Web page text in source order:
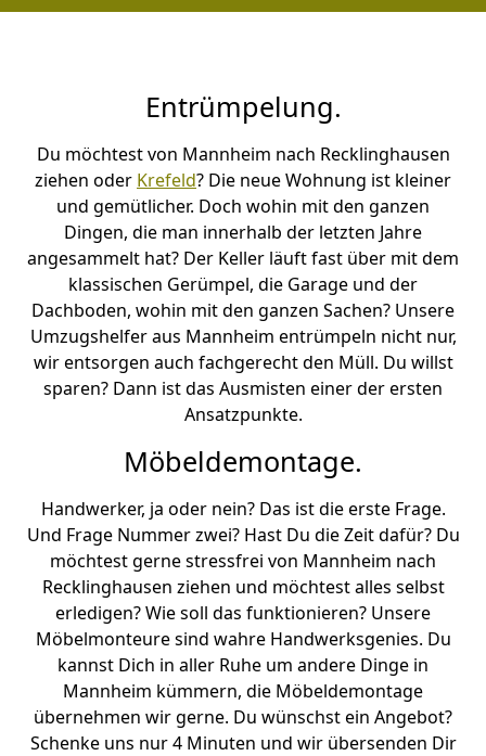
Entrümpelung.
Du möchtest von Mannheim nach Recklinghausen
ziehen oder Krefeld? Die neue Wohnung ist kleiner
und gemütlicher. Doch wohin mit den ganzen
Dingen, die man innerhalb der letzten Jahre
angesammelt hat? Der Keller läuft fast über mit dem
klassischen Gerümpel, die Garage und der
Dachboden, wohin mit den ganzen Sachen? Unsere
Umzugshelfer aus Mannheim entrümpeln nicht nur,
wir entsorgen auch fachgerecht den Müll. Du willst
sparen? Dann ist das Ausmisten einer der ersten
Ansatzpunkte.
Möbeldemontage.
Handwerker, ja oder nein? Das ist die erste Frage.
Und Frage Nummer zwei? Hast Du die Zeit dafür? Du
möchtest gerne stressfrei von Mannheim nach
Recklinghausen ziehen und möchtest alles selbst
erledigen? Wie soll das funktionieren? Unsere
Möbelmonteure sind wahre Handwerksgenies. Du
kannst Dich in aller Ruhe um andere Dinge in
Mannheim kümmern, die Möbeldemontage
übernehmen wir gerne. Du wünschst ein Angebot?
Schenke uns nur 4 Minuten und wir übersenden Dir